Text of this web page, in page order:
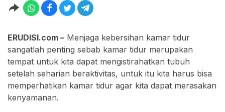
ERUDISI.com – Menjaga kebersihan kamar tidur
sangatlah penting sebab kamar tidur merupakan
tempat untuk kita dapat mengistirahatkan tubuh
setelah seharian beraktivitas, untuk itu kita harus bisa
memperhatikan kamar tidur agar kita dapat merasakan
kenyamanan.